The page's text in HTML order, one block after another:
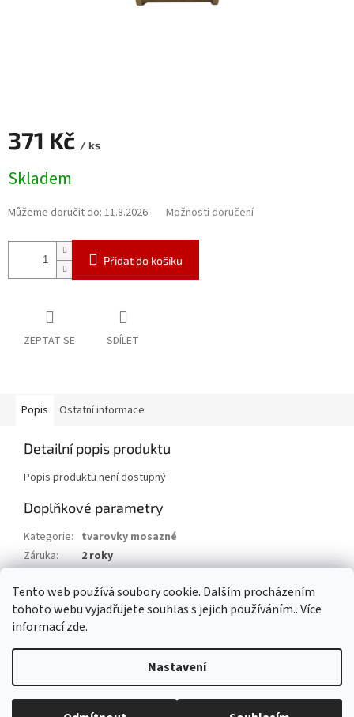
Tento web používá soubory cookie. Dalším procházením
tohoto webu vyjadřujete souhlas s jejich používáním.. Více
informacízde.
Nastavení
371 Kč / ks
cena:
Skladem
Můžeme doručit do: 11.8.2026 Možnosti doručení
Přidat do košíku
ZEPTAT SE SDÍLET
Popis Ostatní informace
Detailní popis produktu
Popis produktu není dostupný
Doplňkové parametry
Kategorie: tvarovky mosazné
Záruka:
2 roky
EAN: 8595042194555
Vytvořil Shoptet